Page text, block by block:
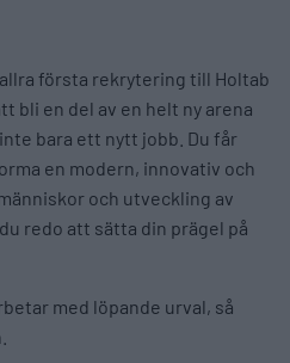
första rekrytering till Holtab
bli en del av en helt ny arena
bara ett nytt jobb. Du får
en modern, innovativ och
och utveckling av
redo att sätta din prägel på
med löpande urval, så